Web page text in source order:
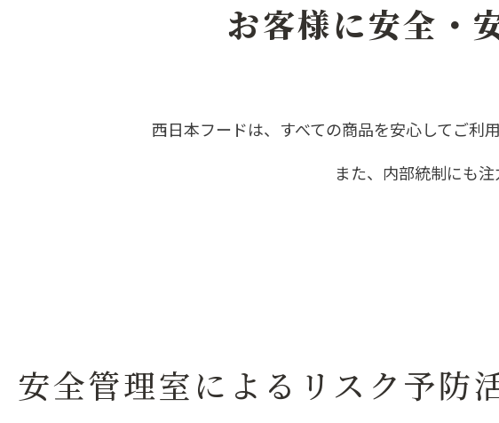
お客様に安全・
西日本フードは、すべての商品を安心してご利
また、内部統制にも
安全管理室によるリスク予防